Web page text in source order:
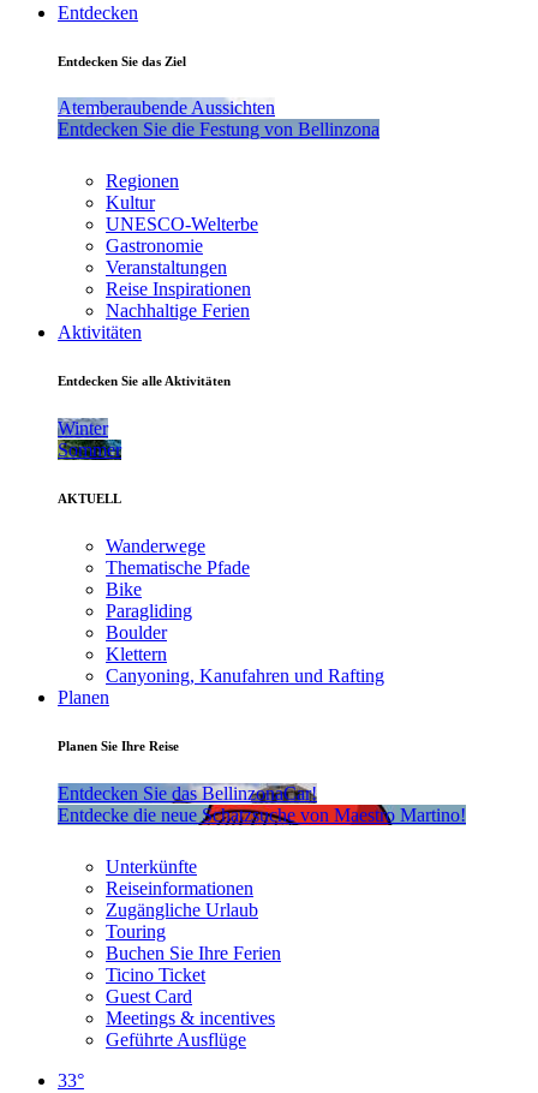
Entdecken
Entdecken Sie das Ziel
Atemberaubende Aussichten
Entdecken Sie die Festung von Bellinzona
Regionen
Kultur
UNESCO-Welterbe
Gastronomie
Veranstaltungen
Reise Inspirationen
Nachhaltige Ferien
Aktivitäten
Entdecken Sie alle Aktivitäten
Winter
Sommer
AKTUELL
Wanderwege
Thematische Pfade
Bike
Paragliding
Boulder
Klettern
Canyoning, Kanufahren und Rafting
Planen
Planen Sie Ihre Reise
Entdecken Sie das BellinzonaCar!
Entdecke die neue Schatzsuche von Maestro Martino!
Unterkünfte
Reiseinformationen
Zugängliche Urlaub
Touring
Buchen Sie Ihre Ferien
Ticino Ticket
Guest Card
Meetings & incentives
Geführte Ausflüge
33°